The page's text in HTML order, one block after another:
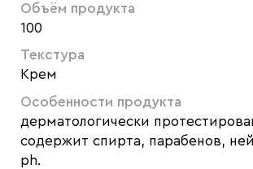
Объём продукта
100
Текстура
Крем
Особенности продукта
дерматологически
содержит спирта, парабенов,
ph.